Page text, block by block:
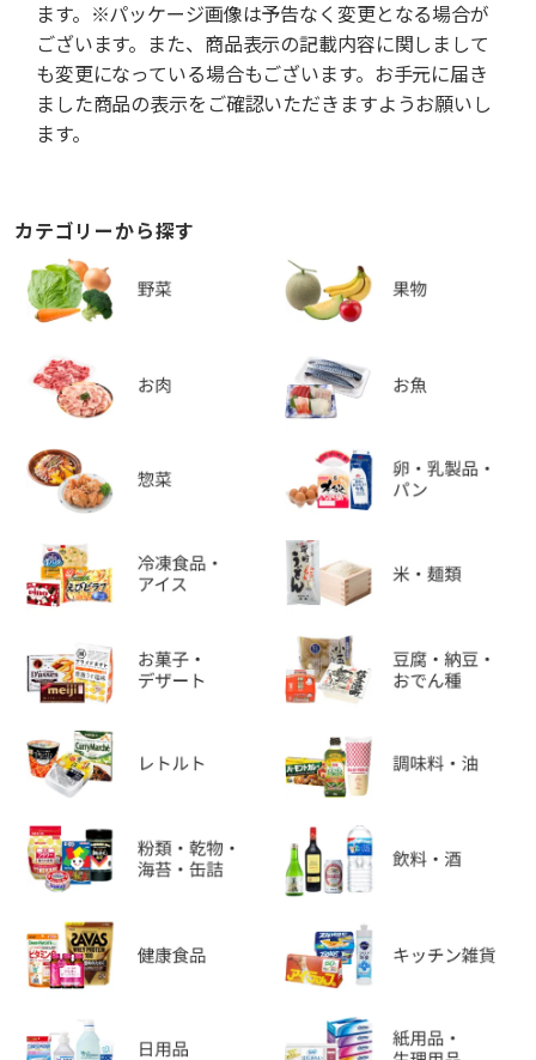
ます。※パッケージ画像は予告なく変更となる場合が
ございます。また、商品表示の記載内容に関しまして
も変更になっている場合もございます。お手元に届き
ました商品の表示をご確認いただきますようお願いし
ます。
カテゴリーから探す